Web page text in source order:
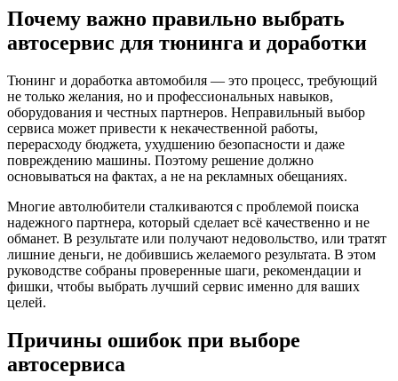
Почему важно правильно выбрать
автосервис для тюнинга и доработки
Тюнинг и доработка автомобиля — это процесс, требующий
не только желания, но и профессиональных навыков,
оборудования и честных партнеров. Неправильный выбор
сервиса может привести к некачественной работы,
перерасходу бюджета, ухудшению безопасности и даже
повреждению машины. Поэтому решение должно
основываться на фактах, а не на рекламных обещаниях.
Многие автолюбители сталкиваются с проблемой поиска
надежного партнера, который сделает всё качественно и не
обманет. В результате или получают недовольство, или тратят
лишние деньги, не добившись желаемого результата. В этом
руководстве собраны проверенные шаги, рекомендации и
фишки, чтобы выбрать лучший сервис именно для ваших
целей.
Причины ошибок при выборе
автосервиса